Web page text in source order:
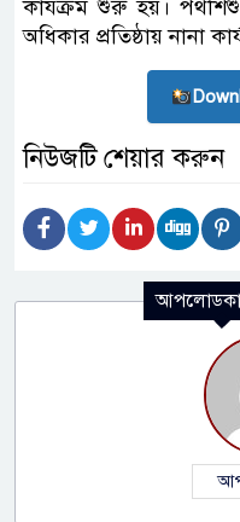
কার্যক্রম শুরু হয়।
অধিকার প্রতিষ্ঠায় নানা
নিউজটি শেয়ার করুন